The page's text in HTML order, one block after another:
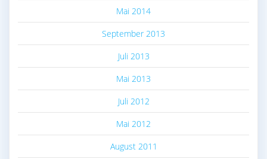
Mai 2014
September 2013
Juli 2013
Mai 2013
Juli 2012
Mai 2012
August 2011